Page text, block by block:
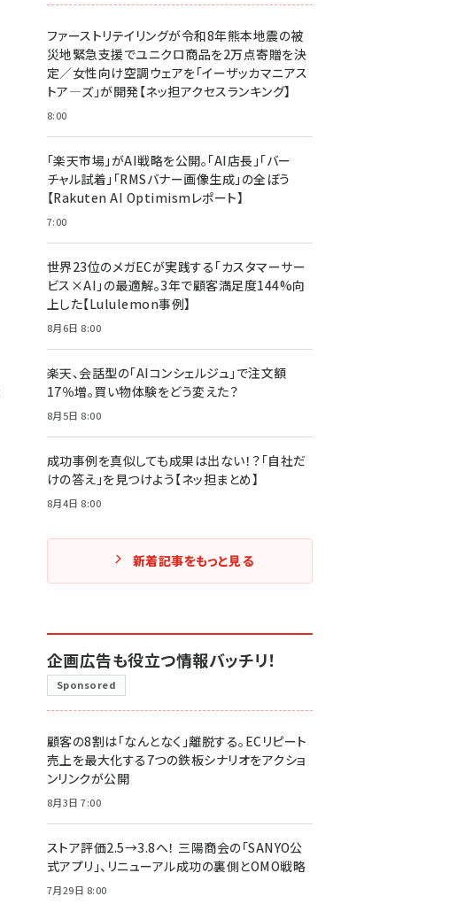
ファーストリテイリングが令和8年熊本地震の被
災地緊急支援でユニクロ商品を2万点寄贈を決
定／女性向け空調ウェアを「イーザッカマニアス
トア―ズ」が開発【ネッ担アクセスランキング】
8:00
「楽天市場」がAI戦略を公開。「AI店長」「バー
チャル試着」「RMSバナー画像生成」の全ぼう
【Rakuten AI Optimismレポート】
7:00
世界23位のメガECが実践する「カスタマーサー
ビス×AI」の最適解。3年で顧客満足度144%向
上した【Lululemon事例】
8月6日 8:00
楽天、会話型の「AIコンシェルジュ」で注文額
17％増。買い物体験をどう変えた？
8月5日 8:00
成功事例を真似しても成果は出ない！？「自社だ
けの答え」を見つけよう【ネッ担まとめ】
8月4日 8:00
新着記事をもっと見る
企画広告も役立つ情報バッチリ！
Sponsored
顧客の8割は「なんとなく」離脱する。ECリピート
売上を最大化する7つの鉄板シナリオをアクショ
ンリンクが公開
8月3日 7:00
ストア評価2.5→3.8へ！ 三陽商会の「SANYO公
式アプリ」、リニューアル成功の裏側とOMO戦略
7月29日 8:00